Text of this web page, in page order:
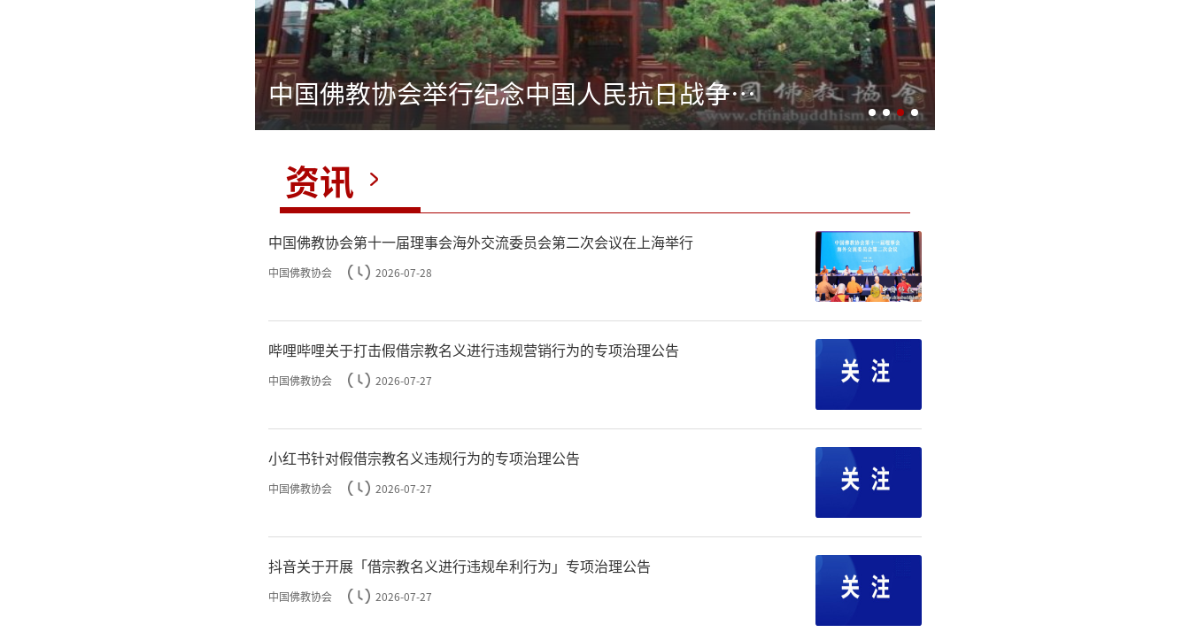
中国佛教协会举行纪念中国人民抗日战争暨世界反法西斯战争胜利79周年祈祷世界和平法会
资讯
中国佛教协会第十一届理事会海外交流委员会第二次会议在上海举行
中国佛教协会 2026-07-28
哔哩哔哩关于打击假借宗教名义进行违规营销行为的专项治理公告
中国佛教协会 2026-07-27
小红书针对假借宗教名义违规行为的专项治理公告
中国佛教协会 2026-07-27
抖音关于开展「借宗教名义进行违规牟利行为」专项治理公告
中国佛教协会 2026-07-27